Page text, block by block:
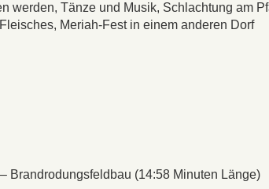
werden, Tänze und Musik, Schlachtung am
Meriah-Fest in einem anderen Dorf
Brandrodungsfeldbau (14:58 Minuten Länge)